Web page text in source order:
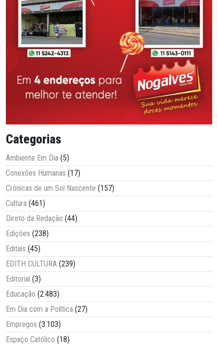
Categorias
Ambiente Em Dia (5)
Conexões Humanas (17)
Crônicas de um Sol Nascente (157)
Cultura (461)
Direto da Redação (44)
Edições (238)
Editais (45)
EDITH CULTURA (239)
Editorial (3)
Educação (2.483)
Em Dia com a Política (27)
Empregos (3.103)
Espaço Católico (18)